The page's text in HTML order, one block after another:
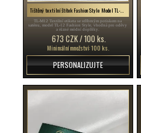
Tištěný textilní štítek Fashion Style Model TL-M12
TL-M12 Textilní etiketa se stříbrným potiskem na
saténu, model TL-12 Fashion Style, vhodná pro oděvy
a různé módní doplňky.
673 CZK / 100 ks.
Minimální množství: 100 ks.
PERSONALIZUJTE